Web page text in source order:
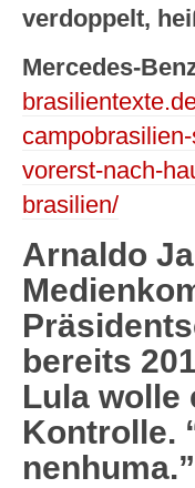
verdoppelt,
Mercedes-
vorerst-nach-
brasilien/
Arnaldo
bereits
Lula wolle
Kontrolle.
nenhuma.”